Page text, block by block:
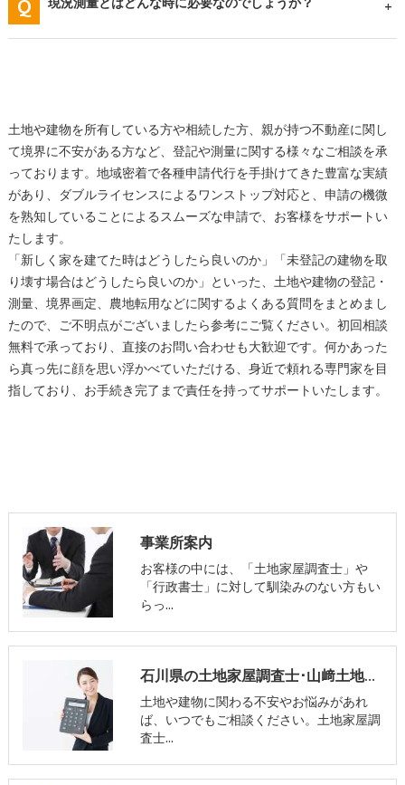
土地や建物を所有している方や相続した方、親が持つ不動産に関し
て境界に不安がある方など、登記や測量に関する様々なご相談を承
っております。地域密着で各種申請代行を手掛けてきた豊富な実績
があり、ダブルライセンスによるワンストップ対応と、申請の機微
を熟知していることによるスムーズな申請で、お客様をサポートい
たします。
「新しく家を建てた時はどうしたら良いのか」「未登記の建物を取
り壊す場合はどうしたら良いのか」といった、土地や建物の登記・
測量、境界画定、農地転用などに関するよくある質問をまとめまし
たので、ご不明点がございましたら参考にご覧ください。初回相談
無料で承っており、直接のお問い合わせも大歓迎です。何かあった
ら真っ先に顔を思い浮かべていただける、身近で頼れる専門家を目
指しており、お手続き完了まで責任を持ってサポートいたします。
事業所案内
お客様の中には、「土地家屋調査士」や
「行政書士」に対して馴染みのない方もい
らっ…
石川県の土地家屋調査士･山﨑土地家屋調査士・行政書士事務所の評判
土地や建物に関わる不安やお悩みがあれ
ば、いつでもご相談ください。土地家屋調
査士…